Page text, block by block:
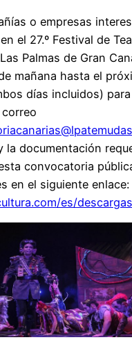
o empresas
el 27.º Festival de
Palmas de Gran
mañana hasta el
días incluidos)
la documentación
convocatoria
en el siguiente enlace:
es/